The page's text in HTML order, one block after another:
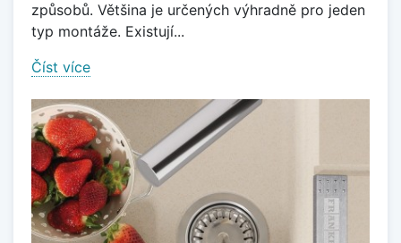
způsobů. Většina je určených výhradně pro jeden
typ montáže. Existují...
Číst více